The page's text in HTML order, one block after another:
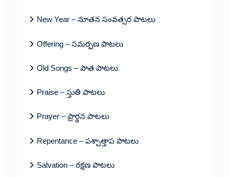
New Year – నూతన సంవత్సర పాటలు
Offering – సమర్పణ పాటలు
Old Songs – పాత పాటలు
Praise – స్తుతి పాటలు
Prayer – ప్రార్థన పాటలు
Repentance – పశ్చాత్తాప పాటలు
Salvation – రక్షణ పాటలు